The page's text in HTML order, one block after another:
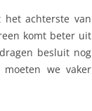
het achterste van
komt beter uit
besluit nog
we vaker